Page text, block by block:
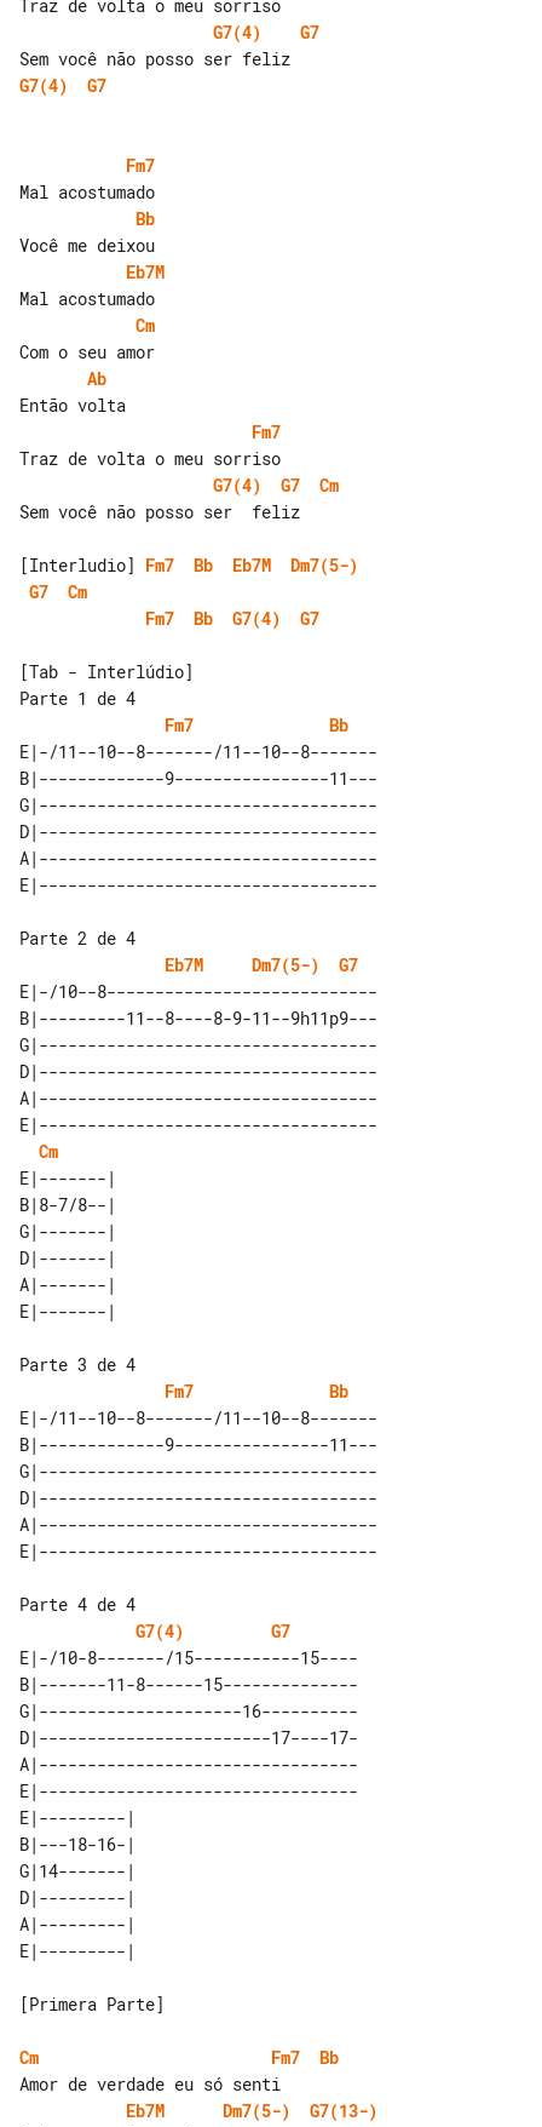
G7(4)
G7
G7(4)
G7
Fm7
Bb
Eb7M
Cm
Ab
Fm7
G7(4)
G7
Cm
Sem você não posso ser  feliz
[Interludio] Fm7 Bb Eb7M
Dm7(5-)
G7
Cm
Fm7
Bb G7(4) G7
[Tab - Interlúdio]
Parte 1 de 4
Fm7
Bb
E|-/11--10--8-------/11--10--8-------
B|-------------9----------------11---
G|-----------------------------------
D|-----------------------------------
A|-----------------------------------
Parte 2 de 4
Eb7M
Dm7(5-)
G7
E|-/10--8----------------------------
B|---------11--8----8-9-11--9h11p9---
G|-----------------------------------
D|-----------------------------------
A|-----------------------------------
E|-----------------------------------
Cm
E|-------|
B|8-7/8--|
G|-------|
D|-------|
A|-------|
Parte 3 de 4
Fm7
Bb
E|-/11--10--8-------/11--10--8-------
B|-------------9----------------11---
G|-----------------------------------
D|-----------------------------------
A|-----------------------------------
Parte 4 de 4
G7(4)
G7
E|-/10-8-------/15-----------15----
B|-------11-8------15--------------
G|---------------------16----------
D|------------------------17----17-
A|---------------------------------
E|---------------------------------
E|---------|
B|---18-16-|
G|14-------|
D|---------|
A|---------|
[Primera Parte]
Cm Fm7
Bb
Eb7M
Dm7(5-)
G7(13-)